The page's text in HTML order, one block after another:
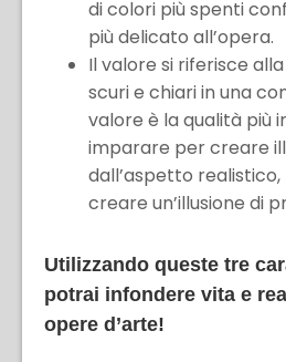
di colori più spenti
più delicato all’opera.
Il valore si riferisce
scuri e chiari in una
valore è la qualità più
imparare per creare
dall’aspetto
creare un’illusione di
Utilizzando queste tre
potrai infondere vita e
opere d’arte!